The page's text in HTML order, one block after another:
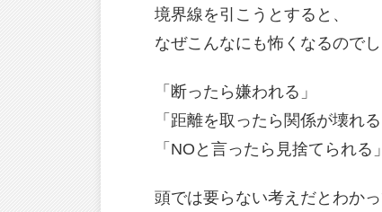
境界線を引こうとすると、
なぜこんなにも怖くなるのでし
「断ったら嫌われる」
「距離を取ったら関係が壊れる
「NOと言ったら見捨てられる」
頭では要らない考えだとわかっ